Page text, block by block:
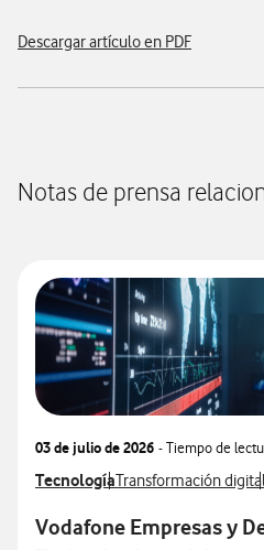
Descargar artículo en PDF
Notas de prensa
03 de julio de 2026 - Tiempo de
Ver más notas de prensa
TecnologíaVer más notas de
Transformación
Vodafone Empresas y